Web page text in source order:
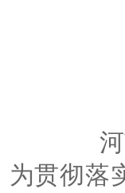
为贯彻落